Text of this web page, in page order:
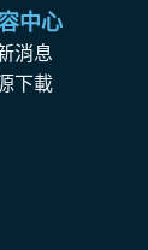
中心
消息
下載